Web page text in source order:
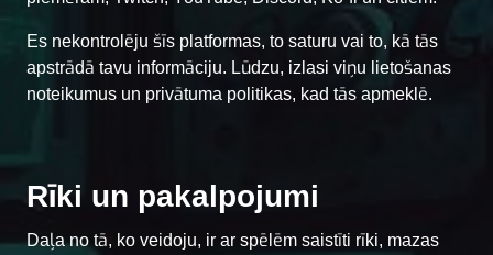
Es nekontrolēju šīs platformas, to saturu vai to, kā tās
apstrādā tavu informāciju. Lūdzu, izlasi viņu lietošanas
noteikumus un privātuma politikas, kad tās apmeklē.
Rīki un pakalpojumi
Daļa no tā, ko veidoju, ir ar spēlēm saistīti rīki, mazas